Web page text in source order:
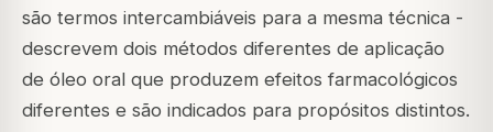
são termos intercambiáveis para a mesma técnica -
descrevem dois métodos diferentes de aplicação
de óleo oral que produzem efeitos farmacológicos
diferentes e são indicados para propósitos distintos.